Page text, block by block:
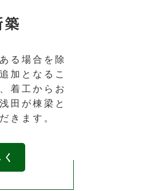
る場合を除
加となるこ
着工からお
田が棟梁と
きます。